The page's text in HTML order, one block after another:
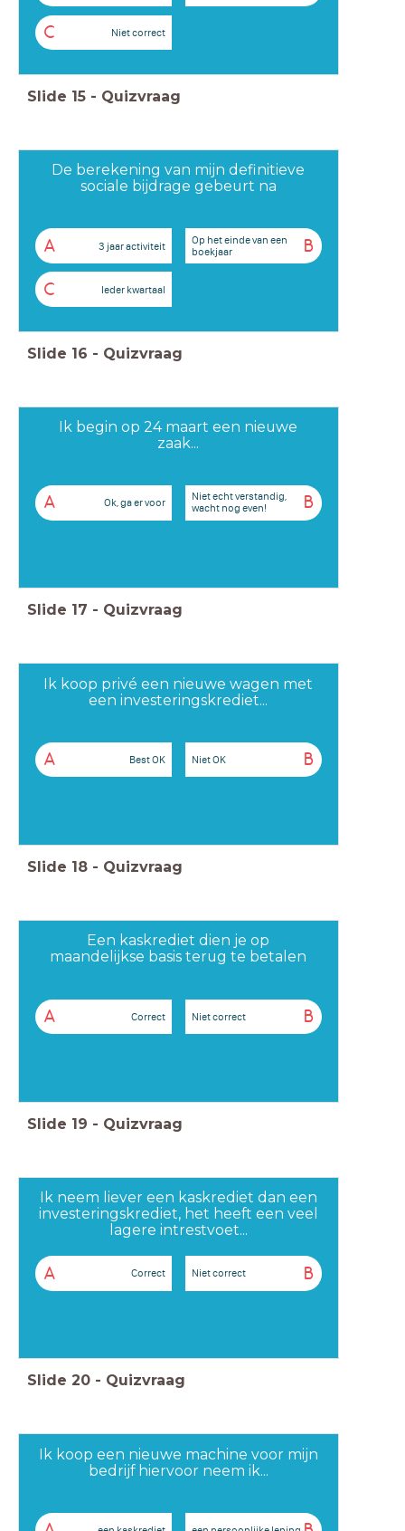
C Niet correct
Slide 15 - Quizvraag
De berekening van mijn definitieve
sociale bijdrage gebeurt na
A 3 jaar activiteit B
Op het einde van een
boekjaar
C Ieder kwartaal
Slide 16 - Quizvraag
Ik begin op 24 maart een nieuwe
zaak...
A Ok, ga er voor B
Niet echt verstandig,
wacht nog even!
Slide 17 - Quizvraag
Ik koop privé een nieuwe wagen met
een investeringskrediet...
A Best OK B
Niet OK
Slide 18 - Quizvraag
Een kaskrediet dien je op
maandelijkse basis terug te betalen
A Correct B
Niet correct
Slide 19 - Quizvraag
Ik neem liever een kaskrediet dan een
investeringskrediet, het heeft een veel
lagere intrestvoet...
A Correct B
Niet correct
Slide 20 - Quizvraag
Ik koop een nieuwe machine voor mijn
bedrijf hiervoor neem ik...